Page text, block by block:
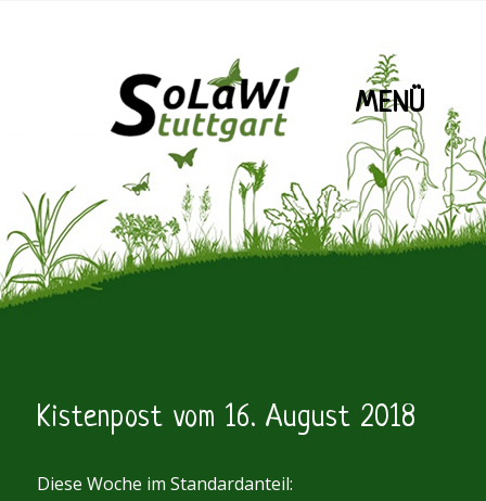
SoLaWiS
MENÜ
Kistenpost vom 16. August 2018
Diese Woche im Standardanteil: